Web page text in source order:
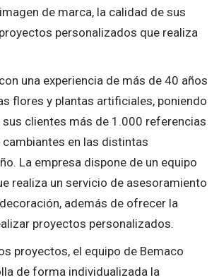
de marca, la calidad de sus
personalizados que realiza
una experiencia de más de 40 años
flores y plantas artificiales, poniendo
clientes más de 1.000 referencias
en las distintas
La empresa dispone de un equipo
realiza un servicio de asesoramiento
además de ofrecer la
proyectos personalizados.
proyectos, el equipo de Bemaco
de forma individualizada la